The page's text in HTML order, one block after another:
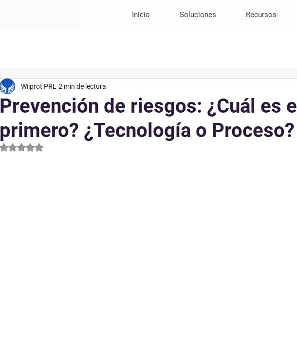
Inicio Soluciones Recursos
Prevención de riesgos: ¿Cuál es el
primero? ¿Tecnología o Proceso?
Wiiprot PRL 2 min de lectura
Obtuvo NaN de 5 estrellas.